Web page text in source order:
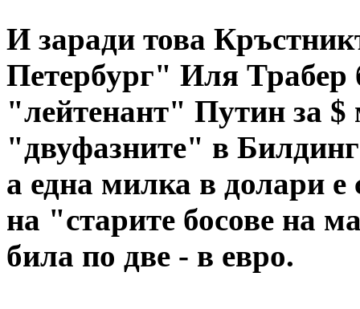
И заради това
Петербург" Иля
"лейтенант" Путин за
"двуфазните" в
а една милка в долари
на "старите босове на
била по две - в евро.